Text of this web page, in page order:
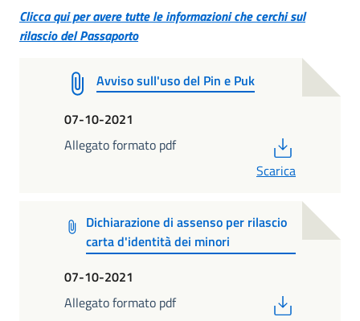
Clicca qui per avere tutte le informazioni che cerchi sul
rilascio del Passaporto
Avviso sull'uso del Pin e Puk
07-10-2021
Allegato formato pdf
Scarica
Dichiarazione di assenso per rilascio
carta d'identità dei minori
07-10-2021
Allegato formato pdf